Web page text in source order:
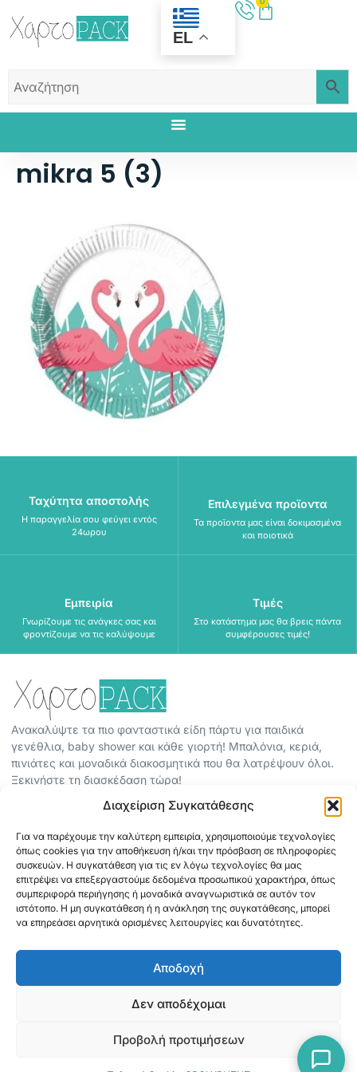
Διαχείριση Συγκατάθεσης
Για να παρέχουμε την καλύτερη εμπειρία, χρησιμοποιούμε τεχνολογίες
όπως cookies για την αποθήκευση ή/και την πρόσβαση σε πληροφορίες
συσκευών. Η συγκατάθεση για τις εν λόγω τεχνολογίες θα μας
επιτρέψει να επεξεργαστούμε δεδομένα προσωπικού χαρακτήρα, όπως
συμπεριφορά περιήγησης ή μοναδικά αναγνωριστικά σε αυτόν τον
ιστότοπο. Η μη συγκατάθεση ή η ανάκληση της συγκατάθεσης, μπορεί
να επηρεάσει αρνητικά ορισμένες λειτουργίες και δυνατότητες.
Αποδοχή
Δεν αποδέχομαι
Προβολή προτιμήσεων
EL
mikra 5 (3)
Ταχύτητα αποστολής
Η παραγγελία σου φεύγει εντός
24ωρου
Επιλεγμένα προϊοντα
Τα προϊοντα μας είναι δοκιμασμένα
και ποιοτικά
Εμπειρία
Γνωρίζουμε τις ανάγκες σας και
φροντίζουμε να τις καλύψουμε
Τιμές
Στο κατάστημα μας θα βρεις πάντα
συμφέρουσες τιμές!
Ανακαλύψτε τα πιο φανταστικά είδη πάρτυ για παιδικά
γενέθλια, baby shower και κάθε γιορτή! Μπαλόνια, κεριά,
πινιάτες και μοναδικά διακοσμητικά που θα λατρέψουν όλοι.
Ξεκινήστε τη διασκέδαση τώρα!
ΟΡΟΙ ΧΡΗΣΗΣ
ΠΟΛΙΤΙΚΗ ΑΠΟΡΡΗΤΟΥ
ABOUT
ΕΠΙΚΟΙΝΩΝΙΑ
Copyright © 2026 Mediaspot.gr Κατασκευή ιστοσελίδων